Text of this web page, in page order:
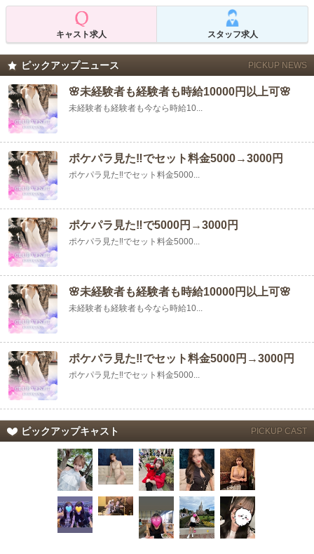
キャスト求人 スタッフ求人
ピックアップニュース PICKUP NEWS
🌸未経験者も経験者も時給10000円以上可🌸
未経験者も経験者も今なら時給10...
ポケパラ見た‼︎でセット料金5000→3000円
ポケパラ見た‼︎でセット料金5000...
ポケパラ見た‼️で5000円→3000円
ポケパラ見た‼️でセット料金5000...
🌸未経験者も経験者も時給10000円以上可🌸
未経験者も経験者も今なら時給10...
ポケパラ見た‼︎でセット料金5000円→3000円
ポケパラ見た‼️でセット料金5000...
ピックアップキャスト PICKUP CAST